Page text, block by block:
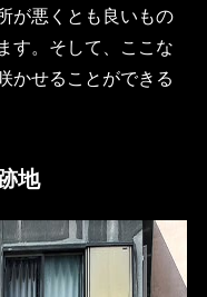
が悪くとも良いもの
す。そして、ここな
かせることができる
地